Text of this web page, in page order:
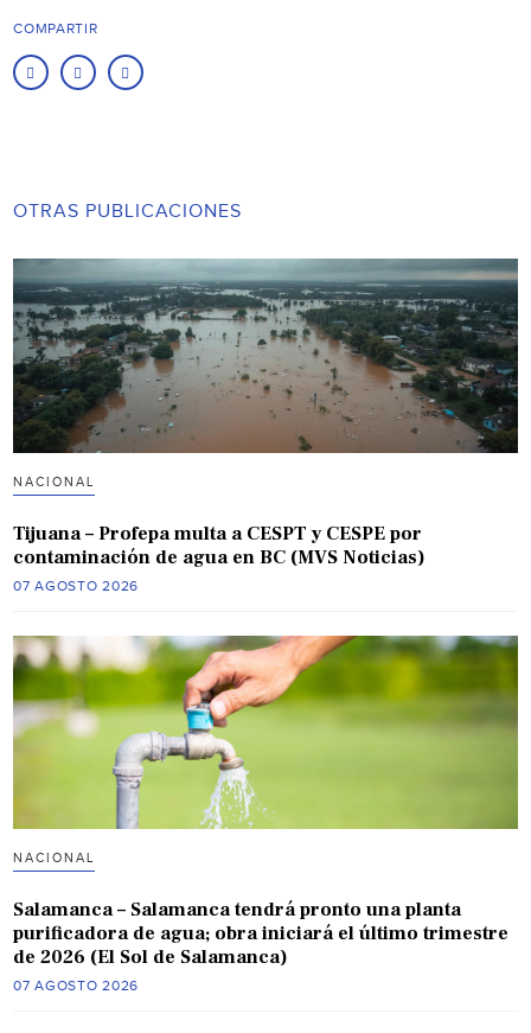
COMPARTIR
OTRAS PUBLICACIONES
NACIONAL
Tijuana – Profepa multa a CESPT y CESPE por
contaminación de agua en BC (MVS Noticias)
07 AGOSTO 2026
NACIONAL
Salamanca – Salamanca tendrá pronto una planta
purificadora de agua; obra iniciará el último trimestre
de 2026 (El Sol de Salamanca)
07 AGOSTO 2026